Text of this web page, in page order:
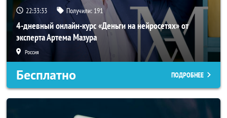
22:33:33 Получили: 191
4-дневный онлайн-курс «Деньги на нейросетях» от
эксперта Артема Мазура
Россия
Бесплатно ПОДРОБНЕЕ